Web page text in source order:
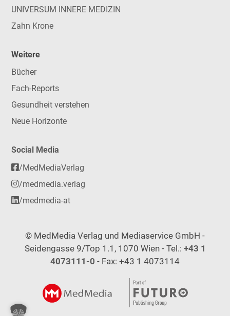
UNIVERSUM INNERE MEDIZIN
Zahn Krone
Weitere
Bücher
Fach-Reports
Gesundheit verstehen
Neue Horizonte
Social Media
/MedMediaVerlag
/medmedia.verlag
/medmedia-at
© MedMedia Verlag und Mediaservice GmbH -
Seidengasse 9/Top 1.1, 1070 Wien - Tel.: +43 1
4073111-0 - Fax: +43 1 4073114